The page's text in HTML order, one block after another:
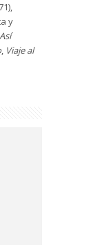
y
Así
, Viaje al